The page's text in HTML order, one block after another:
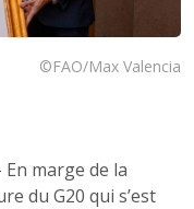
©FAO/Max Valencia
En marge de la
du G20 qui s’est